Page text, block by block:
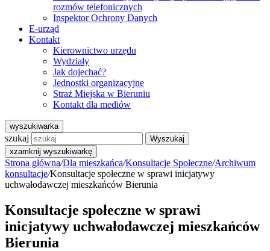
rozmów telefonicznych
Inspektor Ochrony Danych
E-urząd
Kontakt
Kierownictwo urzędu
Wydziały
Jak dojechać?
Jednostki organizacyjne
Straż Miejska w Bieruniu
Kontakt dla mediów
wyszukiwarka
szukaj
Wyszukaj
xzamknij wyszukiwarkę
Strona główna/Dla mieszkańca/Konsultacje Społeczne/Archiwum
konsultacje/Konsultacje społeczne w sprawi inicjatywy
uchwałodawczej mieszkańców Bierunia
Konsultacje społeczne w sprawi
inicjatywy uchwałodawczej mieszkańców
Bierunia